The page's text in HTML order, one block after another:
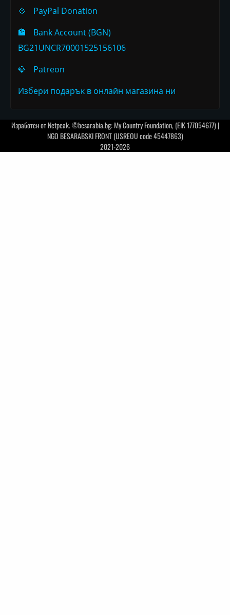
💠
PayPal Donation
🏦
Bank Account (BGN)
BG21UNCR70001525156106
💎
Patreon
Избери подарък в онлайн магазина ни
Изработен отNetpeak. ©besarabia.bg: My Country Foundation, (EIK 177054677) |
NGO BESARABSKI FRONT (USREOU code 45447863)
2021-2026